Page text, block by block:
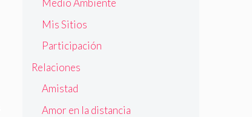
Medio Ambiente
Mis Sitios
Participación
Relaciones
Amistad
Amor en la distancia